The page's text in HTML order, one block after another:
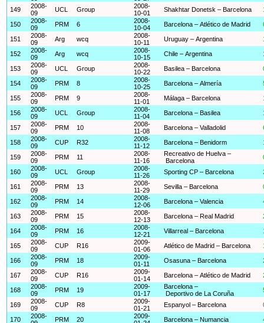
149
2008-
09
UCL Group
2008-
10-01
Shakhtar Donetsk – Barcelona
150
2008-
09
PRM 6
2008-
10-04
Barcelona – Atlético de Madrid
151
2008-
09
Arg wcq
2008-
10-11
Uruguay – Argentina
152
2008-
09
Arg wcq
2008-
10-15
Chile – Argentina
153
2008-
09
UCL Group
2008-
10-22
Basilea – Barcelona
154
2008-
09
PRM 8
2008-
10-25
Barcelona – Almería
155
2008-
09
PRM 9
2008-
11-01
Málaga – Barcelona
156
2008-
09
UCL Group
2008-
11-04
Barcelona – Basilea
157
2008-
09
PRM 10
2008-
11-08
Barcelona – Valladolid
158
2008-
09
CUP R32
2008-
11-12
Barcelona – Benidorm
159
2008-
09
PRM 11
2008-
11-16
Recreativo de Huelva –
Barcelona
160
2008-
09
UCL Group
2008-
11-26
Sporting CP – Barcelona
161
2008-
09
PRM 13
2008-
11-29
Sevilla – Barcelona
162
2008-
09
PRM 14
2008-
12-06
Barcelona – Valencia
163
2008-
09
PRM 15
2008-
12-13
Barcelona – Real Madrid
164
2008-
09
PRM 16
2008-
12-21
Villarreal – Barcelona
165
2008-
09
CUP R16
2009-
01-06
Atlético de Madrid – Barcelona
166
2008-
09
PRM 18
2009-
01-11
Osasuna – Barcelona
167
2008-
09
CUP R16
2009-
01-14
Barcelona – Atlético de Madrid
168
2008-
09
PRM 19
2009-
01-17
Barcelona –
Deportivo de La Coruña
169
2008-
09
CUP R8
2009-
01-21
Espanyol – Barcelona
170
2008-
PRM 20
2009-
Barcelona – Numancia